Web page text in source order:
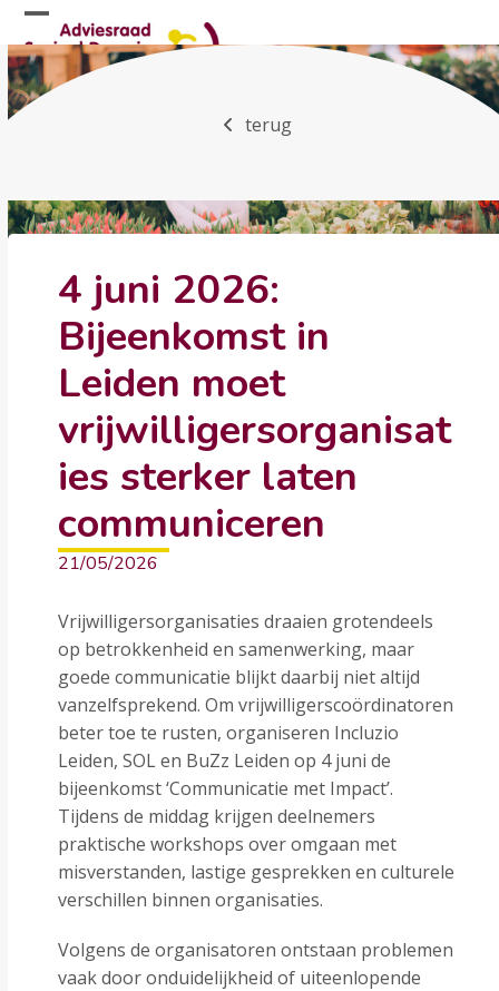
Skip
to
content
Open
mobile
menu
Close
mobile
menu
terug
4 juni 2026:
Bijeenkomst in
Leiden moet
vrijwilligersorganisat
ies sterker laten
communiceren
21/05/2026
Vrijwilligersorganisaties draaien grotendeels
op betrokkenheid en samenwerking, maar
goede communicatie blijkt daarbij niet altijd
vanzelfsprekend. Om vrijwilligerscoördinatoren
beter toe te rusten, organiseren Incluzio
Leiden, SOL en BuZz Leiden op 4 juni de
bijeenkomst ‘Communicatie met Impact’.
Tijdens de middag krijgen deelnemers
praktische workshops over omgaan met
misverstanden, lastige gesprekken en culturele
verschillen binnen organisaties.
Volgens de organisatoren ontstaan problemen
vaak door onduidelijkheid of uiteenlopende